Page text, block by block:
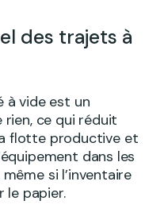
des trajets à
à vide est un
ce qui réduit
flotte productive et
dans les
si l’inventaire
le papier.